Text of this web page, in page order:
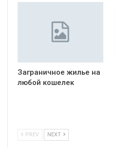
Заграничное жилье на
любой кошелек
PREV NEXT